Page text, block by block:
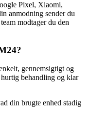
Pixel, Xiaomi,
anmodning sender du
modtager du den
gennemsigtigt og
behandling og klar
din brugte enhed stadig